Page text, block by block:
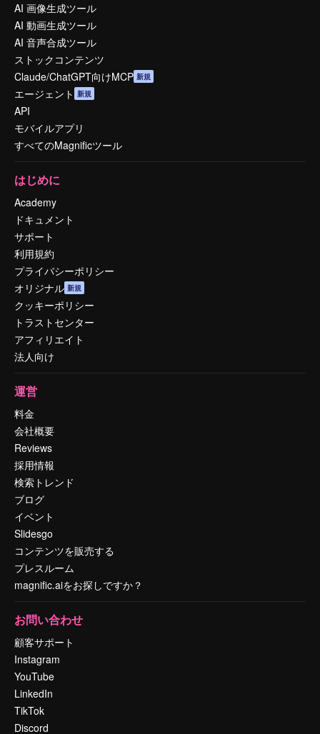
AI 画像生成ツール
AI 動画生成ツール
AI 音声合成ツール
ストックコンテンツ
Claude/ChatGPT向けMCP 新規
エージェント 新規
API
モバイルアプリ
すべてのMagnificツール
はじめに
Academy
ドキュメント
サポート
利用規約
プライバシーポリシー
オリジナル 新規
クッキーポリシー
トラストセンター
アフィリエイト
法人向け
運営
料金
会社概要
Reviews
採用情報
検索トレンド
ブログ
イベント
Slidesgo
コンテンツを販売する
プレスルーム
magnific.aiをお探しですか？
お問い合わせ
顧客サポート
Instagram
YouTube
LinkedIn
TikTok
Discord